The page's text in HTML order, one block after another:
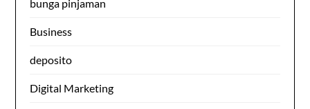
bunga pinjaman
Business
deposito
Digital Marketing